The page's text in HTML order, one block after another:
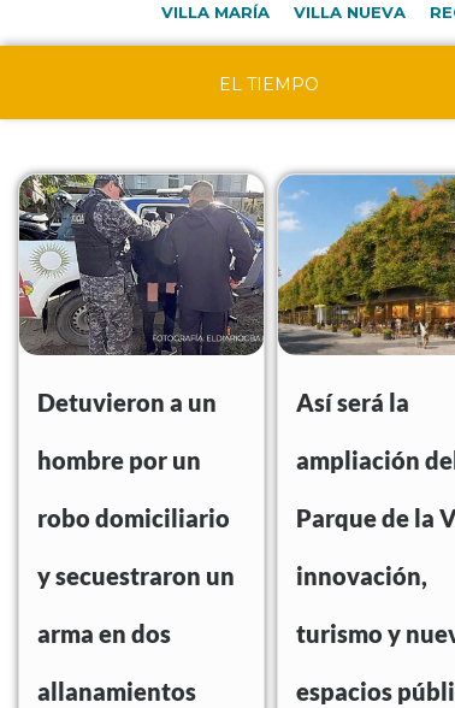
VILLA MARÍA VILLA NUEVA
EL TIEMPO
Detuvieron a un
hombre por un
robo domiciliario
y secuestraron un
arma en dos
allanamientos
Así será la
ampliación
Parque de la
innovación,
turismo y
espacios